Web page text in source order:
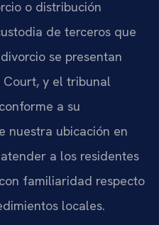
o distribución
de terceros que
se presentan
y el tribunal
a su
nuestra ubicación en
a los residentes
familiaridad respecto
locales.